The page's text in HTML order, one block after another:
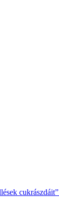
cukrászdáit”